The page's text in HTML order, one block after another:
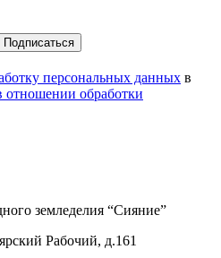
Подписаться
персональных данных в
отношении обработки
земледелия “Сияние”
Рабочий, д.161